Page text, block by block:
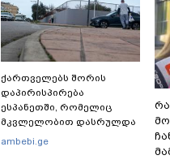
ქართველებს შორის
დაპირისპირება
ესპანეთში, რომელიც
მკვლელობით დასრულდა
- რას წერს
ambebi.ge